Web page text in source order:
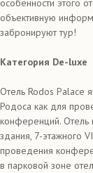
особенности этого
объективную
забронируют тур!
Категория De-luxe
Отель Rodos Palace
Родоса как для
конференций. Отель
здания, 7-этажного
проведения
в парковой зоне